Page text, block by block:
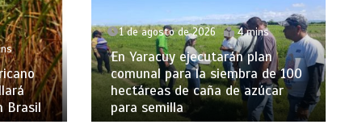
1 de agosto de 2026 4 mins
En Yaracuy ejecutarán plan
comunal para la siembra de 100
hectáreas de caña de azúcar
para semilla